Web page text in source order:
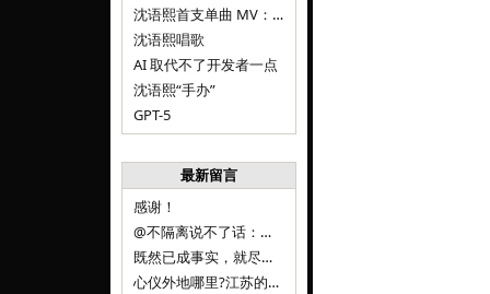
沈语熙首支单曲 MV：告别的倒影
沈语熙唱歌
AI 取代不了开发者一点
沈语熙“手办”
GPT-5
最新留言
感谢！
@不隔离说不了话：浙江的
既然已成事实，就尽量接受了。 事情未能如愿已是不幸，没必要为此反复纠结来进行不必要的自我惩罚。 之前问过家里的小朋友是否想学编
心仪外地哪里?江苏的？顺其自然，全面发展才是。